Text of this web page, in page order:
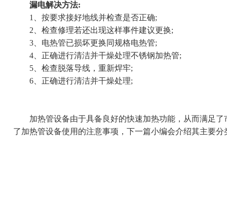
漏电解决方法:
1、按要求接好地线并检查是否正确;
2、检查修理若还出现这样事件建议更换;
3、电热管已损坏更换同规格电热管;
4、正确进行清洁并干燥处理不锈钢加热管;
5、检查脱落导线，重新焊牢;
6、正确进行清洁并干燥处理;
加热管设备由于具备良好的快速加热功能，从而满足了
了加热管设备使用的注意事项，下一篇小编会介绍其主要分